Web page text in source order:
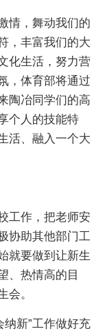
情，舞动我们的
，丰富我们的大
化生活，努力营
，体育部将通过
陶冶同学们的高
个人的技能特
活、融入一个大
工作，把老师安
协助其他部门工
就要做到让新生
、热情高的目
会。
纳新”工作做好充